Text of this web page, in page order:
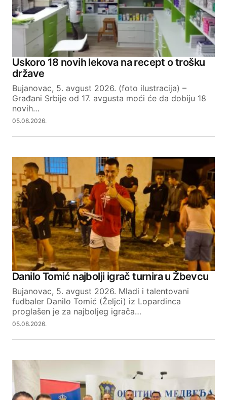
Uskoro 18 novih lekova na recept o trošku
države
Bujanovac, 5. avgust 2026. (foto ilustracija) –
Građani Srbije od 17. avgusta moći će da dobiju 18
novih…
05.08.2026.
Danilo Tomić najbolji igrač turnira u Žbevcu
Bujanovac, 5. avgust 2026. Mladi i talentovani
fudbaler Danilo Tomić (Željci) iz Lopardinca
proglašen je za najboljeg igrača…
05.08.2026.